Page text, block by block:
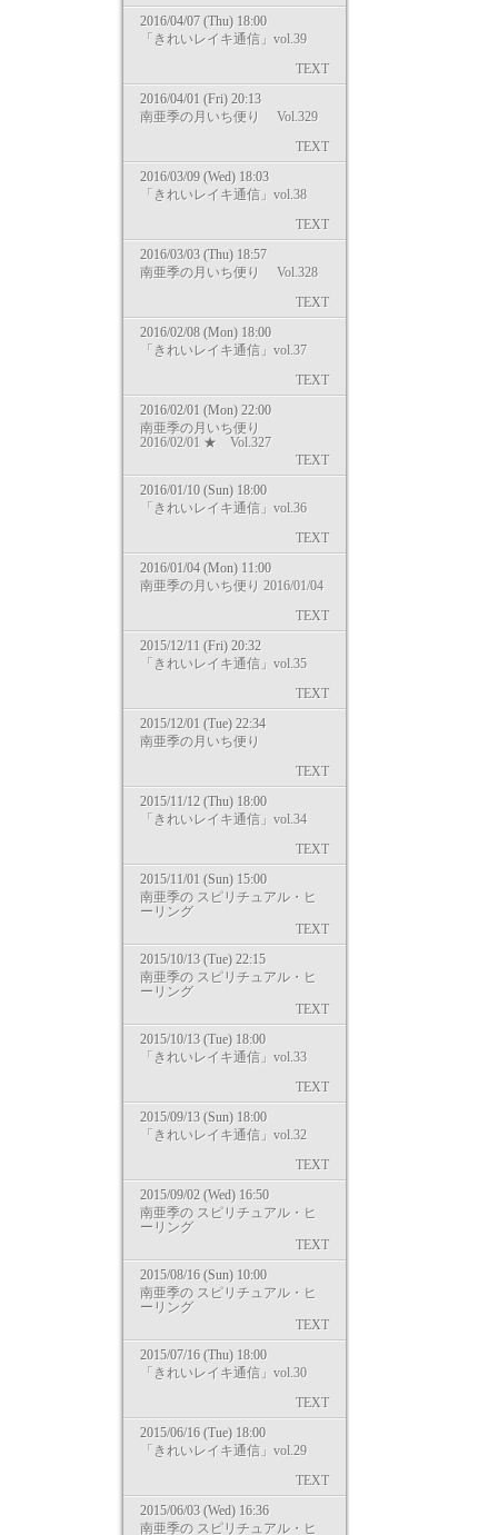
2016/04/07 (Thu) 18:00
「きれいレイキ通信」vol.39
TEXT
2016/04/01 (Fri) 20:13
南亜季の月いち便り Vol.329
TEXT
2016/03/09 (Wed) 18:03
「きれいレイキ通信」vol.38
TEXT
2016/03/03 (Thu) 18:57
南亜季の月いち便り Vol.328
TEXT
2016/02/08 (Mon) 18:00
「きれいレイキ通信」vol.37
TEXT
2016/02/01 (Mon) 22:00
南亜季の月いち便り
2016/02/01 ★ Vol.327
TEXT
2016/01/10 (Sun) 18:00
「きれいレイキ通信」vol.36
TEXT
2016/01/04 (Mon) 11:00
南亜季の月いち便り 2016/01/04
TEXT
2015/12/11 (Fri) 20:32
「きれいレイキ通信」vol.35
TEXT
2015/12/01 (Tue) 22:34
南亜季の月いち便り
TEXT
2015/11/12 (Thu) 18:00
「きれいレイキ通信」vol.34
TEXT
2015/11/01 (Sun) 15:00
南亜季の スピリチュアル・ヒ
ーリング
TEXT
2015/10/13 (Tue) 22:15
南亜季の スピリチュアル・ヒ
ーリング
TEXT
2015/10/13 (Tue) 18:00
「きれいレイキ通信」vol.33
TEXT
2015/09/13 (Sun) 18:00
「きれいレイキ通信」vol.32
TEXT
2015/09/02 (Wed) 16:50
南亜季の スピリチュアル・ヒ
ーリング
TEXT
2015/08/16 (Sun) 10:00
南亜季の スピリチュアル・ヒ
ーリング
TEXT
2015/07/16 (Thu) 18:00
「きれいレイキ通信」vol.30
TEXT
2015/06/16 (Tue) 18:00
「きれいレイキ通信」vol.29
TEXT
2015/06/03 (Wed) 16:36
南亜季の スピリチュアル・ヒ